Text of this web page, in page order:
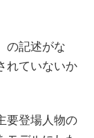
の記述がな
れていないか
要登場人物の